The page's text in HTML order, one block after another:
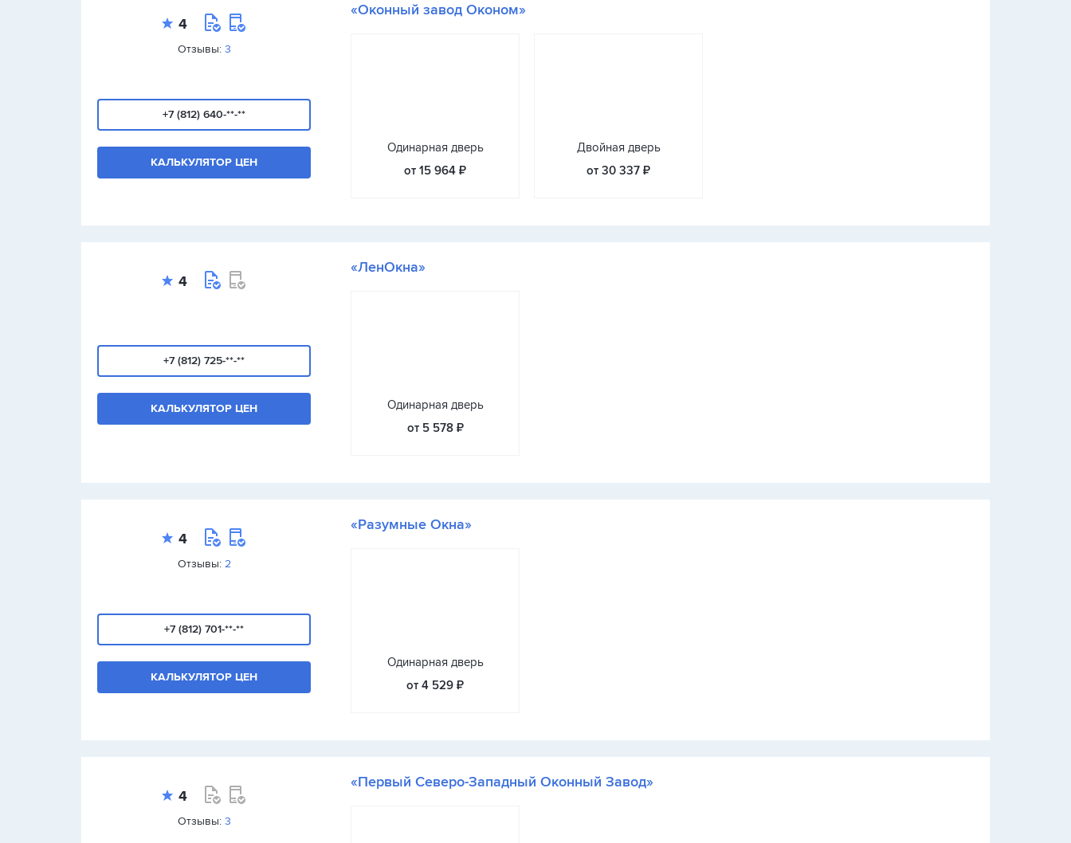
4
Отзывы: 3
+7 (812) 640-**-**
КАЛЬКУЛЯТОР ЦЕН
«Оконный завод Оконом»
Одинарная дверь
от 15 964 ₽
Двойная дверь
от 30 337 ₽
4
+7 (812) 725-**-**
КАЛЬКУЛЯТОР ЦЕН
«ЛенОкна»
Одинарная дверь
от 5 578 ₽
4
Отзывы: 2
+7 (812) 701-**-**
КАЛЬКУЛЯТОР ЦЕН
«Разумные Окна»
Одинарная дверь
от 4 529 ₽
4
Отзывы: 3
«Первый Северо-Западный Оконный Завод»